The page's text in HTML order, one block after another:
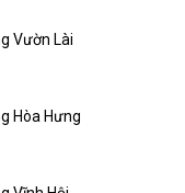
Vườn Lài
Hòa Hưng